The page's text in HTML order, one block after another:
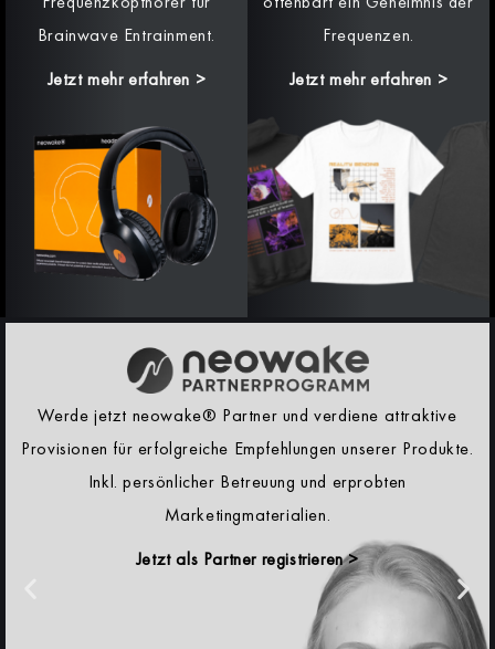
Brainwave Entrainment.
Jetzt mehr erfahren >
Frequenzen.
Jetzt mehr erfahren >
Werde jetzt neowake® Partner und verdiene attraktive
Provisionen für erfolgreiche Empfehlungen unserer Produkte.
Inkl. persönlicher Betreuung und erprobten
Marketingmaterialien.
Jetzt als Partner registrieren >